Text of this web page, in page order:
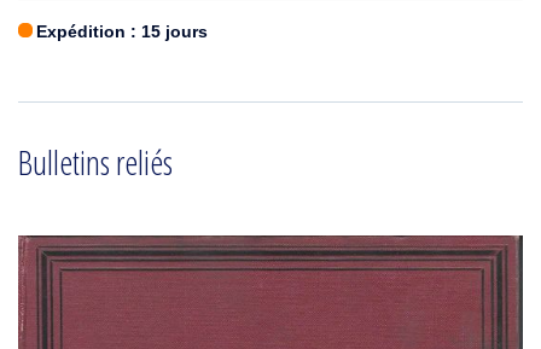
Expédition : 15 jours
Bulletins reliés